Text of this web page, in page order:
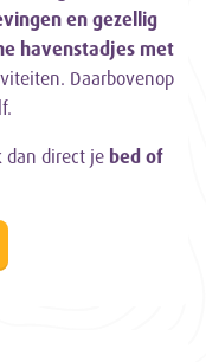
en gezellig
havenstadjes met
Daarbovenop
dan direct je bed of